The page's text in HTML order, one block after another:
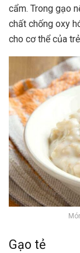
cẩm. Trong gạo
chất chống oxy
cho cơ thể của
Gạo tẻ